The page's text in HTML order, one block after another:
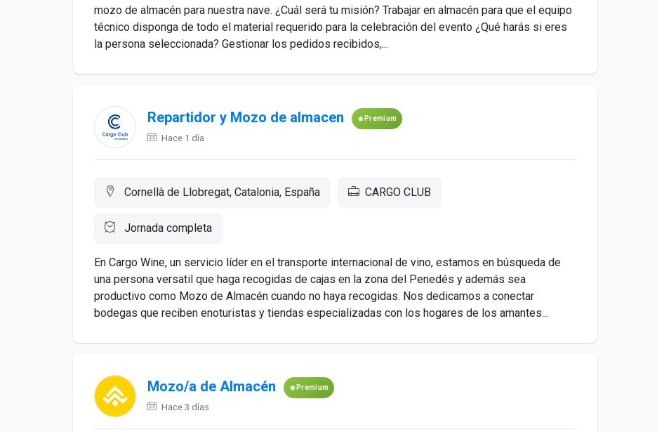
mozo de almacén para nuestra nave. ¿Cuál será tu misión? Trabajar en almacén para que el equipo
técnico disponga de todo el material requerido para la celebración del evento ¿Qué harás si eres
la persona seleccionada? Gestionar los pedidos recibidos,...
Repartidor y Mozo de almacen Premium
Hace 1 día
Cornellà de Llobregat, Catalonia, España CARGO CLUB
Jornada completa
En Cargo Wine, un servicio líder en el transporte internacional de vino, estamos en búsqueda de
una persona versatil que haga recogidas de cajas en la zona del Penedés y además sea
productivo como Mozo de Almacén cuando no haya recogidas. Nos dedicamos a conectar
bodegas que reciben enoturistas y tiendas especializadas con los hogares de los amantes...
Mozo/a de Almacén Premium
Hace 3 días